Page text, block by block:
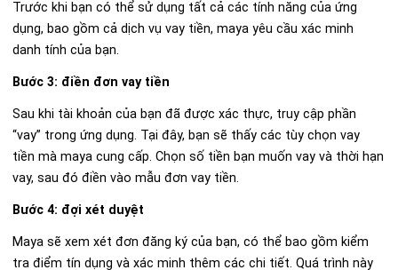
Trước khi bạn có thể sử dụng tất cả các tính năng của ứng
dụng, bao gồm cả dịch vụ vay tiền, maya yêu cầu xác minh
danh tính của bạn.
Bước 3: điền đơn vay tiền
Sau khi tài khoản của bạn đã được xác thực, truy cập phần
“vay” trong ứng dụng. Tại đây, bạn sẽ thấy các tùy chọn vay
tiền mà maya cung cấp. Chọn số tiền bạn muốn vay và thời hạn
vay, sau đó điền vào mẫu đơn vay tiền.
Bước 4: đợi xét duyệt
Maya sẽ xem xét đơn đăng ký của bạn, có thể bao gồm kiểm
tra điểm tín dụng và xác minh thêm các chi tiết. Quá trình này